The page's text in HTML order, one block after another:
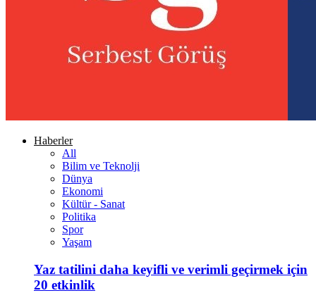
Haberler
All
Bilim ve Teknolji
Dünya
Ekonomi
Kültür - Sanat
Politika
Spor
Yaşam
Yaz tatilini daha keyifli ve verimli geçirmek için
20 etkinlik